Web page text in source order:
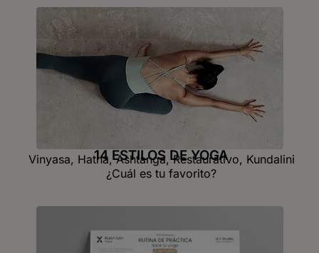
14 ESTILOS DE YOGA
Vinyasa, Hatha, Ashtanga, Restaurativo, Kundalini
¿Cuál es tu favorito?